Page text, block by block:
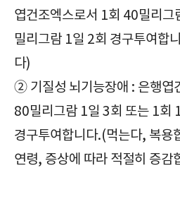
엽건조엑스로서 1회 40밀리
밀리그람 1일 2회 경구투여합
다)
② 기질성 뇌기능장애 : 은행엽
80밀리그람 1일 3회 또는 1회
경구투여합니다.(먹는다, 복용
연령, 증상에 따라 적절히 증감